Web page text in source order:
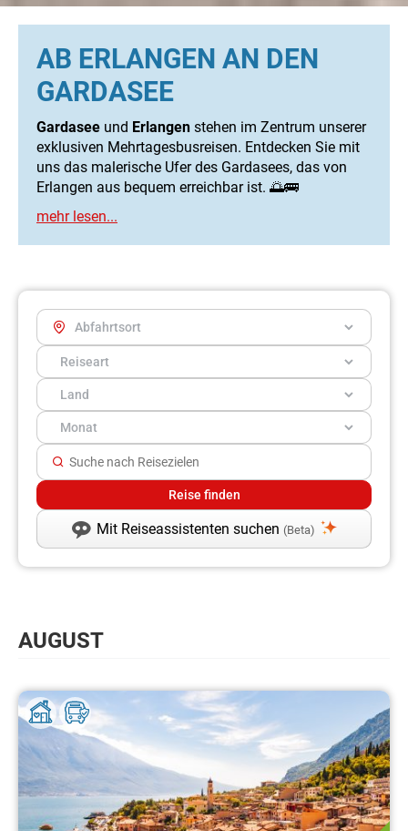
AB ERLANGEN AN DEN
GARDASEE
Gardasee und Erlangen stehen im Zentrum unserer
exklusiven Mehrtagesbusreisen. Entdecken Sie mit
uns das malerische Ufer des Gardasees, das von
Erlangen aus bequem erreichbar ist. 🌅🚌
Mit Reiseassistenten suchen (Beta)
AUGUST